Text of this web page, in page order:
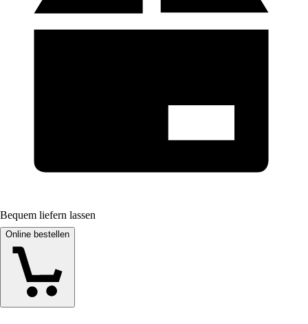
Bequem liefern lassen
Online bestellen